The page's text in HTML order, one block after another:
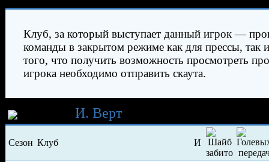
Клуб, за который выступает данный игрок —
команды в закрытом режиме как для прессы, так
того, что получить возможность просмотреть
игрока необходимо отправить скаута.
И. Верт
Сезон Клуб И